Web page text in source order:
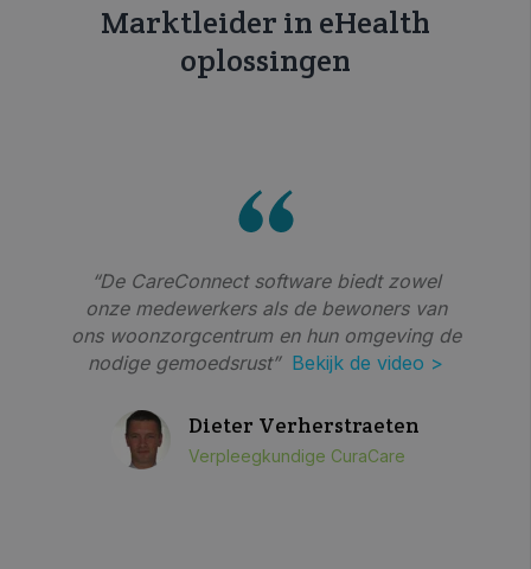
Marktleider in eHealth
oplossingen
“De CareConnect software biedt zowel
onze medewerkers als de bewoners van
ons woonzorgcentrum en hun omgeving de
nodige gemoedsrust” Bekijk de video >
Dieter Verherstraeten
Verpleegkundige CuraCare